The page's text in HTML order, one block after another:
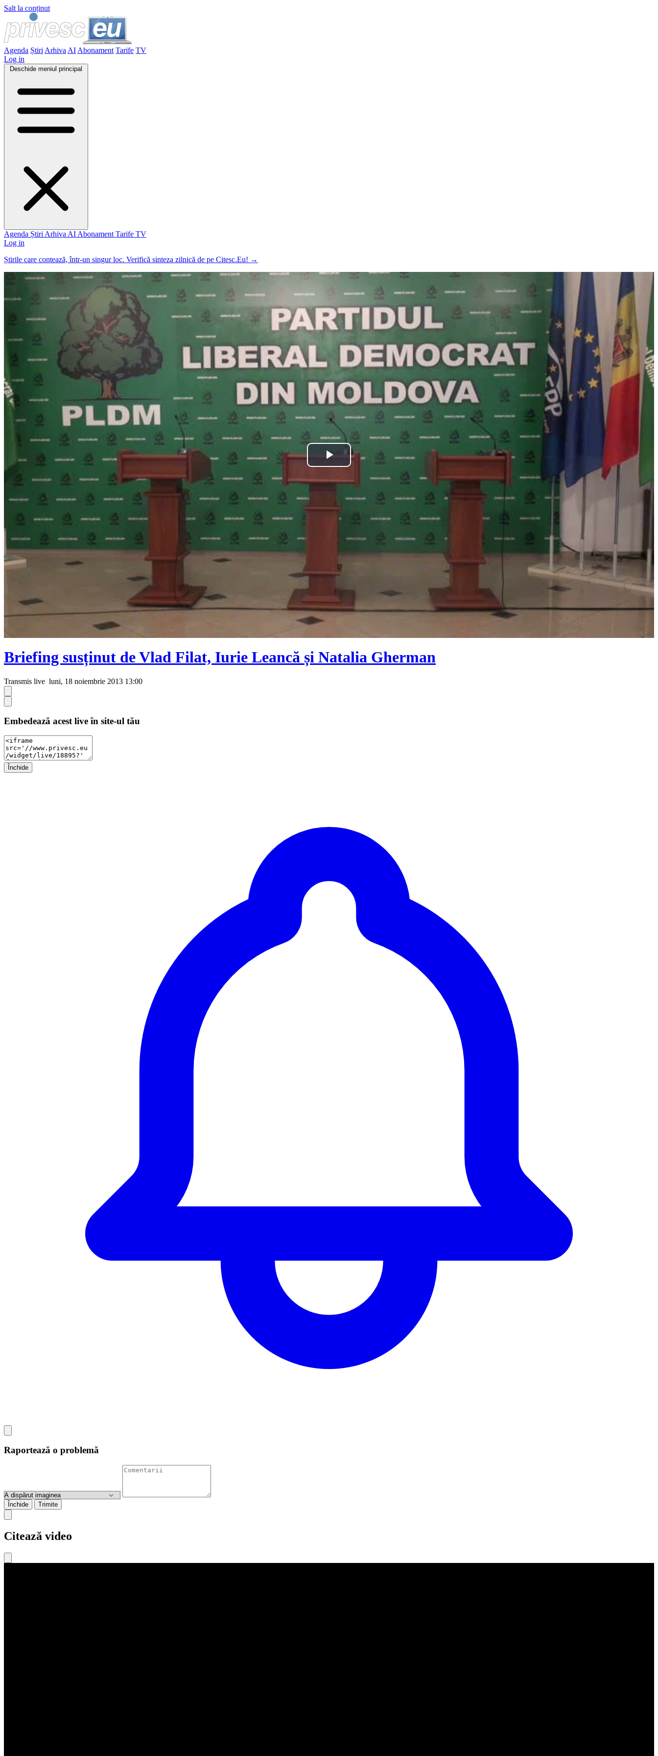
Salt la conținut
Agenda Știri Arhiva AI Abonament Tarife TV
Log in
Deschide meniul principal
Agenda Știri Arhiva AI Abonament Tarife TV
Log in
Știrile care contează, într-un singur loc. Verifică sinteza zilnică de pe Citesc.Eu! →
Play
Video
Briefing susținut de Vlad Filat, Iurie Leancă și Natalia Gherman
Transmis live luni, 18 noiembrie 2013 13:00
Embedează acest live în site-ul tău
Închide
Raportează o problemă
Închide Trimite
Citează video